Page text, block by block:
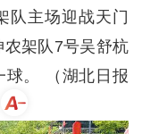
队主场迎战天门
架队7号吴舒杭
球。 （湖北日报